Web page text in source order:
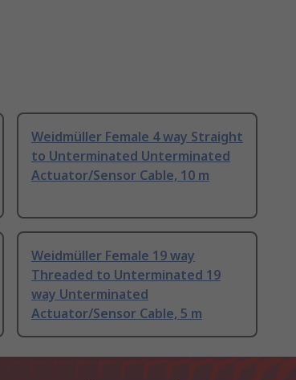
Weidmüller Female 4 way Straight
to Unterminated Unterminated
Actuator/Sensor Cable, 10 m
Weidmüller Female 19 way
Threaded to Unterminated 19
way Unterminated
Actuator/Sensor Cable, 5 m